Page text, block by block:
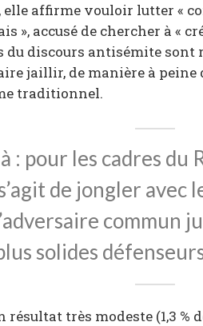
affirme vouloir lutter «
», accusé de chercher à «
du discours antisémite sont
jaillir, de manière à
traditionnel.
: pour les cadres du
de jongler avec
commun
solides
résultat très modeste (1,3 %